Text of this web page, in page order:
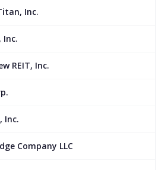
Inc.
Inc.
REIT, Inc.
Inc.
Company LLC